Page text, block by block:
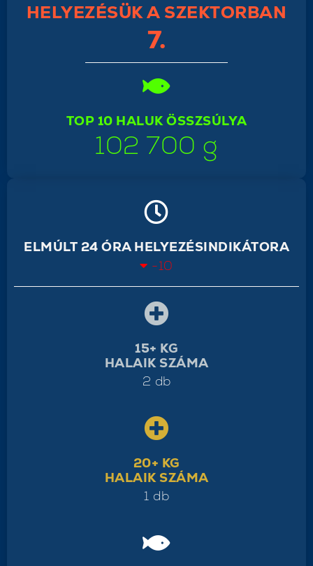
HELYEZÉSÜK A SZEKTORBAN
7.
TOP 10 HALUK ÖSSZSÚLYA
102 700 g
ELMÚLT 24 ÓRA HELYEZÉSINDIKÁTORA
-10
15+ KG
HALAIK SZÁMA
2 db
20+ KG
HALAIK SZÁMA
1 db